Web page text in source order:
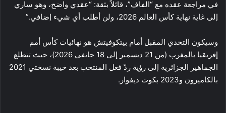
في مراجعة عقده مع “الفاف”، قائلاً بثقة: “عقدي واضح، وهو ساري
إلى غاية نهاية كأس العالم 2026، ولن أطلب أي شيء إضافي.”
وسيكون التحدي المقبل أمام بيتكوفيتش هو نهائيات كأس أمم
إفريقيا بالمغرب (من 21 ديسمبر إلى 18 جانفي 2026)، حيث تتطلع
الجماهير الجزائرية إلى رؤية ردّ فعل المنتخب بعد خيبة نسختي 2021
بالكاميرون و2023 بكوت ديفوار.